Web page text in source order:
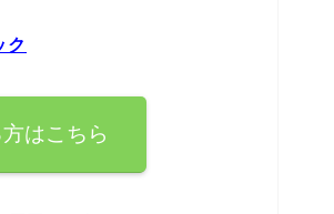
ク
はこちら